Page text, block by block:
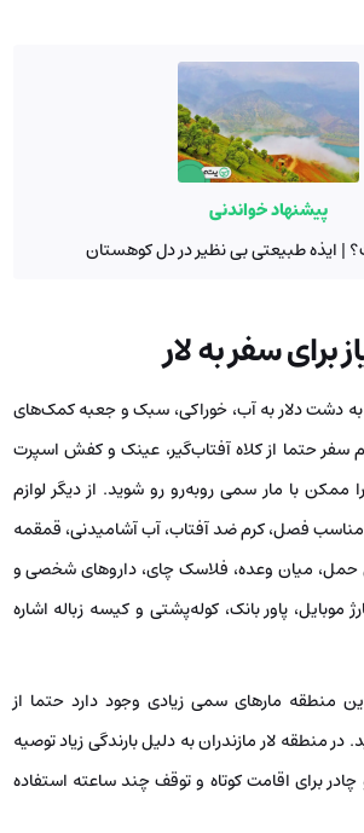
پیشنهاد خواندنی
| ایذه طبیعتی بی نظیر در دل کوهستان
برای سفر به لار
دشت دلار به آب، خوراکی، سبک و جعبه کمک‌های
سفر حتما از کلاه آفتاب‌گیر، عینک و کفش اسپرت
ممکن با مار سمی روبه‌رو رو شوید. از دیگر لوازم
فصل، کرم ضد آفتاب، آب آشامیدنی، قمقمه
حمل، میان وعده، فلاسک چای، داروهای شخصی و
موبایل، پاور بانک، کوله‌پشتی و کیسه زباله اشاره
منطقه مارهای سمی زیادی وجود دارد حتما از
در منطقه لار مازندران به دلیل بارندگی زیاد توصیه
برای اقامت کوتاه و توقف چند ساعته استفاده